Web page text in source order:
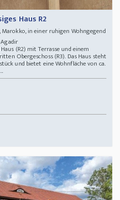
Haus R2
in einer ruhigen Wohngegend
(R2) mit Terrasse und einem
Obergeschoss (R3). Das Haus steht
und bietet eine Wohnfläche von ca.